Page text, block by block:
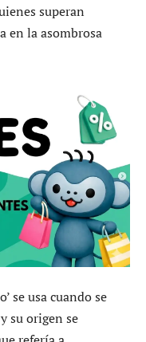
superan
en la asombrosa
se usa cuando se
su origen se